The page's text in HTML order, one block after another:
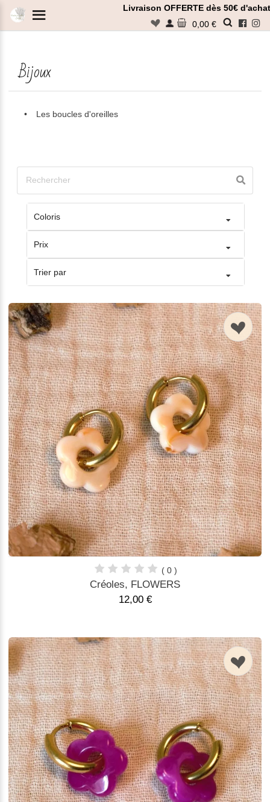
Livraison OFFERTE dès 50€
n 0,00 €
Bijoux
Les boucles d'oreilles
Coloris
Prix
Trier par
n
( 0 )
Créoles, FLOWERS
12,00 €
n
Panneau de gestion des cookies